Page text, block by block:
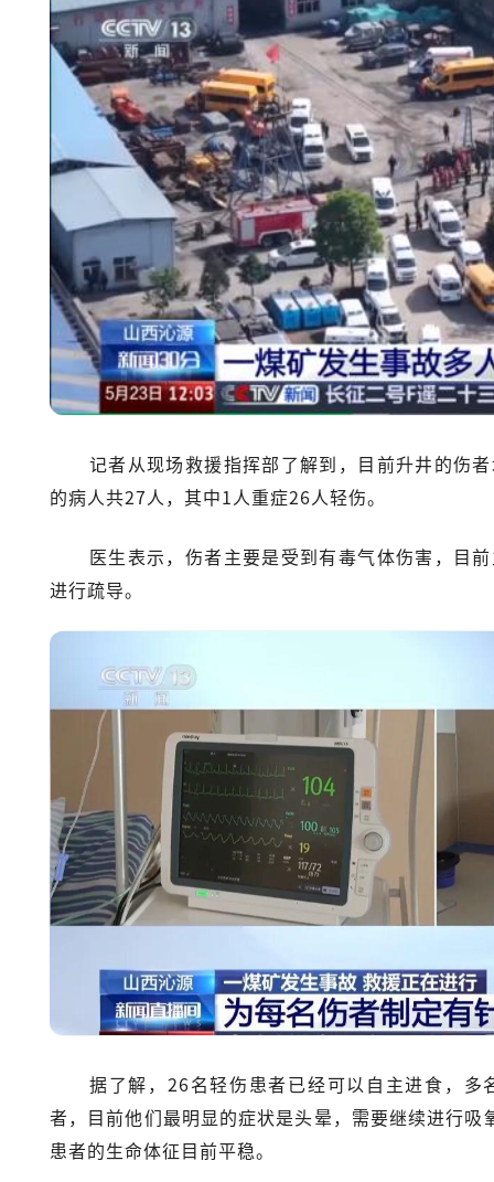
记者从现场救援指挥部了解到，目前升井的伤
的病人共27人，其中1人重症26人轻伤。
医生表示，伤者主要是受到有毒气体伤害，目
进行疏导。
据了解，26名轻伤患者已经可以自主进食，
者，目前他们最明显的症状是头晕，需要继续进行
患者的生命体征目前平稳。